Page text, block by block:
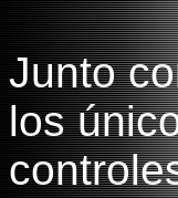
Junto
los